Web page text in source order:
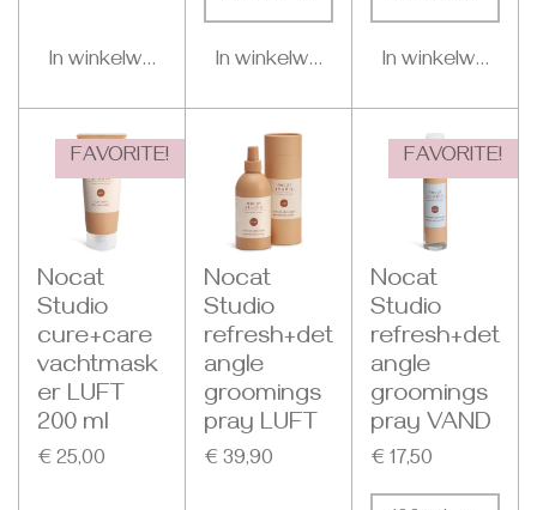
In winkelwagen In winkelwagen In winkelwagen
FAVORITE!
Nocat
Studio
cure+care
vachtmask
er LUFT
200 ml
€ 25,00
Nocat
Studio
refresh+det
angle
groomings
pray LUFT
€ 39,90
FAVORITE!
Nocat
Studio
refresh+det
angle
groomings
pray VAND
€ 17,50